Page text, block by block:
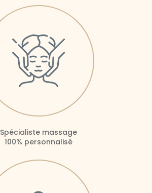
Spécialiste massage
100% personnalisé